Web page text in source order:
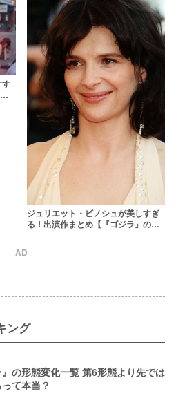
す
ジュリエット・ビノシュが美しすぎ
る！出演作まとめ【『ゴジラ』のサ
AD
ング
』の形態変化一覧 第6形態より先では
て本当？